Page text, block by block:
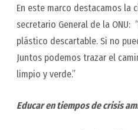
En este marco destacamos la
secretario General de la ONU: “
plástico descartable. Si no
Juntos podemos trazar el
limpio y verde.”
Educar en tiempos de crisis